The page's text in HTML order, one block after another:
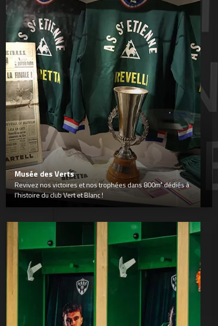
Musée des Verts
Revivez nos victoires et nos trophées dans 800m² dédiés à
l’histoire du club Vert et Blanc !